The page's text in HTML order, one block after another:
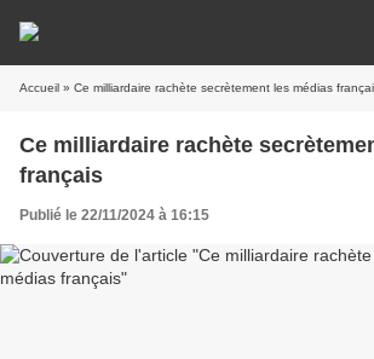
Accueil » Ce milliardaire rachète secrètement les médias
Ce milliardaire rachète
français
Publié le 22/11/2024 à 16:15